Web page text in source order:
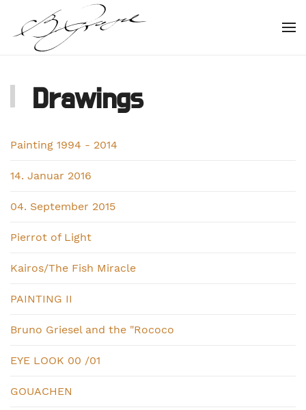
Skip to main content
Drawings
Painting 1994 - 2014
14. Januar 2016
04. September 2015
Pierrot of Light
Kairos/The Fish Miracle
PAINTING II
Bruno Griesel and the "Rococo
EYE LOOK 00 /01
GOUACHEN